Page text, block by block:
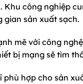
công nghiệp
gian sản xuất sạch.
mẽ với công
bị mạng sẽ tìm
phù hợp cho sản